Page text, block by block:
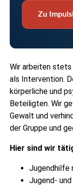
Zu
Wir arbeiten stets
als Intervention.
körperliche und
Beteiligten. Wir
Gewalt und
der Gruppe und
Hier sind wir
Jugendhilfe
Jugend-